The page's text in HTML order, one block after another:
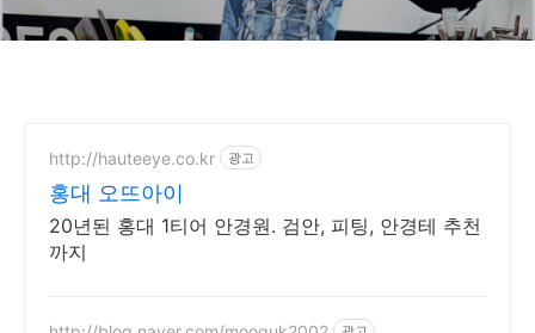
http://hauteeye.co.kr 광고
홍대 오뜨아이
20년된 홍대 1티어 안경원. 검안, 피팅, 안경테 추천
까지